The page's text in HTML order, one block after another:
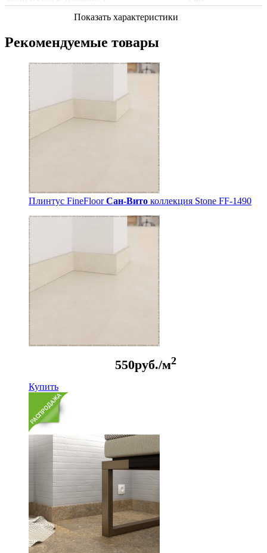
Показать характеристики
Рекомендуемые товары
Плинтус FineFloorСан-Вито коллекция Stone FF-1490
550руб./м2
Купить